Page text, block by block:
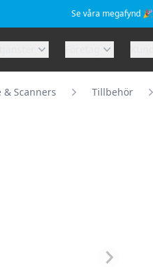
Se våra megafynd 🎉
& Scanners Tillbehör